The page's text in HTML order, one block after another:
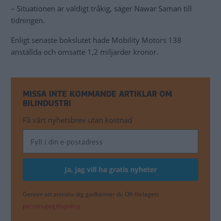
– Situationen är väldigt tråkig, säger Nawar Saman till
tidningen.
Enligt senaste bokslutet hade Mobility Motors 138
anställda och omsatte 1,2 miljarder kronor.
MISSA INTE KOMMANDE ARTIKLAR OM
BILINDUSTRI
Få vårt nyhetsbrev utan kostnad
Genom att anmäla dig godkänner du OK-förlagets
personuppgiftspolicy.